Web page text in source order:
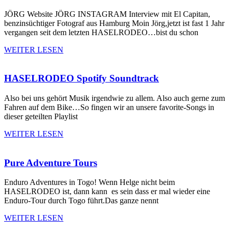
JÖRG Website JÖRG INSTAGRAM Interview mit El Capitan,
benzinsüchtiger Fotograf aus Hamburg Moin Jörg,jetzt ist fast 1 Jahr
vergangen seit dem letzten HASELRODEO…bist du schon
WEITER LESEN
HASELRODEO Spotify Soundtrack
Also bei uns gehört Musik irgendwie zu allem. Also auch gerne zum
Fahren auf dem Bike…So fingen wir an unsere favorite-Songs in
dieser geteilten Playlist
WEITER LESEN
Pure Adventure Tours
Enduro Adventures in Togo! Wenn Helge nicht beim
HASELRODEO ist, dann kann es sein dass er mal wieder eine
Enduro-Tour durch Togo führt.Das ganze nennt
WEITER LESEN